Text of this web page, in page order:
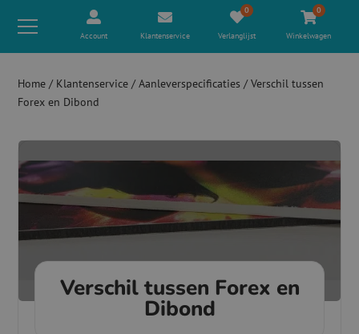
Account Klantenservice
0
Verlanglijst
0
Winkelwagen
Home / Klantenservice /Aanleverspecificaties /Verschil tussen
Forex en Dibond
Verschil tussen Forex en
Dibond